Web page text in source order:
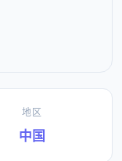
地区
中国